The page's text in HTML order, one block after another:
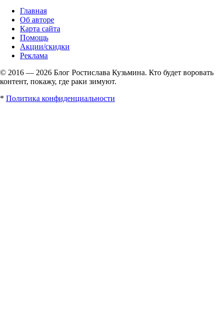
Главная
Об авторе
Карта сайта
Помощь
Акции/скидки
Реклама
© 2016 — 2026 Блог Ростислава Кузьмина. Кто будет воровать
контент, покажу, где раки зимуют.
* Политика конфиденциальности